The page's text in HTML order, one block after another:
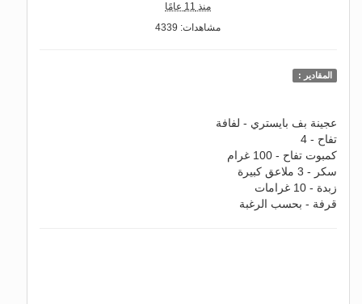
منذ 11 عامًا
مشاهدات: 4339
المقادير :
عجينة بف بايستري - لفافة
تفاح - 4
كمبوت تفاح - 100 غرام
سكر - 3 ملاعق كبيرة
زبدة - 10 غرامات
قرفة - بحسب الرغبة